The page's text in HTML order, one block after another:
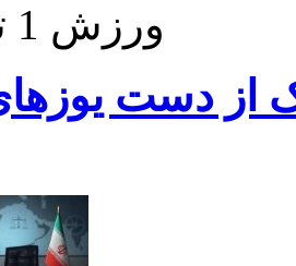
ورزش 1 تیر 1405
از دست